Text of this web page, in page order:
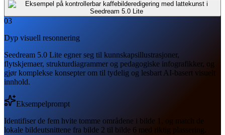
03
Dyp visuell resonnering
Seedream 5.0 Lite egner seg til kunnskapsillustrasjoner,
flytskjemaer, strukturdiagrammer og pedagogiske infografikker, og
gjør komplekse konsepter om til tydelig og lesbart AI-basert visuelt
innhold.
Eksempelprompt
Identifiser de fem hvite tomme områdene i bilde 1, og match de
lokale bildeutsnittene fra bilde 2 til bilde 6 med riktig plassering.